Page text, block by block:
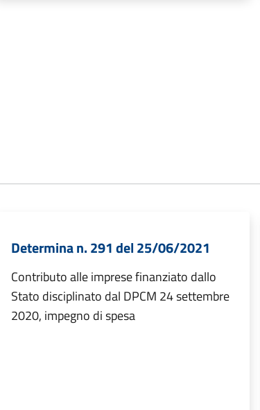
Determina n. 291 del 25/06/2021
Contributo alle imprese finanziato dallo
Stato disciplinato dal DPCM 24 settembre
2020, impegno di spesa